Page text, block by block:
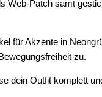
Web-Patch samt
für Akzente in
zu.
dein Outfit komplett